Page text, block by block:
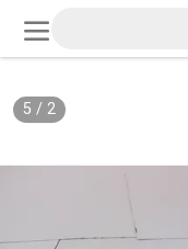
2
/
5